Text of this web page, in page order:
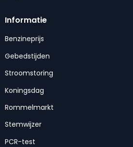
Informatie
Benzineprijs
Gebedstijden
Stroomstoring
Koningsdag
Rommelmarkt
Stemwijzer
PCR-test